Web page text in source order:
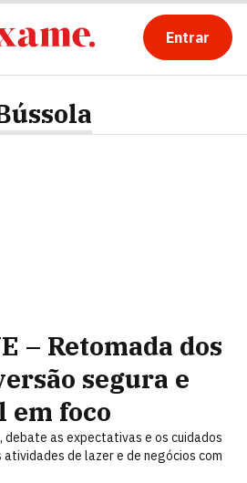
Entrar
– Retomada dos
segura e
em foco
debate as expectativas e os cuidados
de lazer e de negócios com